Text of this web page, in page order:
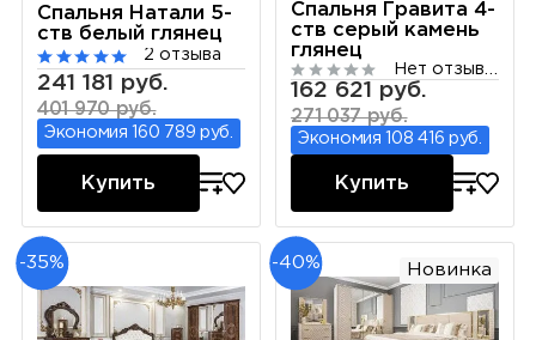
Спальня Натали 5-
ств белый глянец
2 отзыва
241 181 руб.
401 970 руб.
Экономия 160 789 руб.
Купить
Спальня Гравита 4-
ств серый камень
глянец
162 621 руб.
271 037 руб.
Экономия 108 416 руб.
Купить
-35% -40% Новинка